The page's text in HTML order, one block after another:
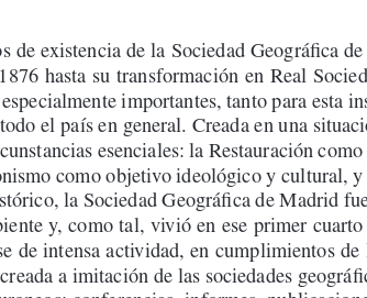
de existencia de la Sociedad Geográfica de
hasta su transformación en Real
importantes, tanto para esta
el país en general. Creada en una
esenciales: la Restauración
como objetivo ideológico y cultural,
la Sociedad Geográfica de Madrid
y, como tal, vivió en ese primer
de intensa actividad, en cumplimientos de
a imitación de las sociedades